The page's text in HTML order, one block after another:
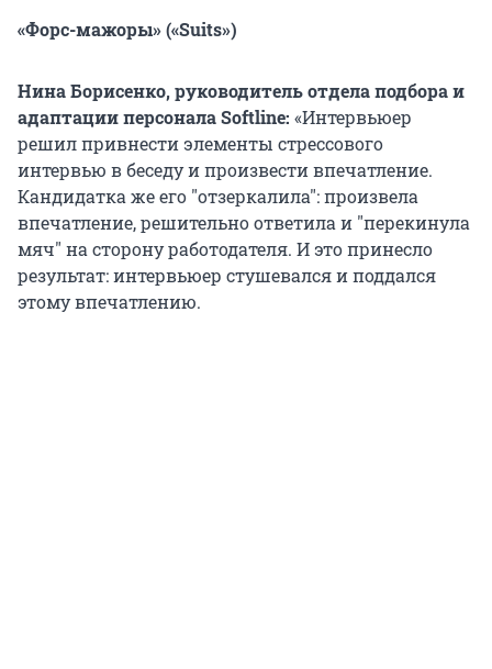
«Форс-мажоры» («Suits»)
Нина Борисенко, руководитель отдела подбора и
адаптации персонала Softline: «Интервьюер
решил привнести элементы стрессового
интервью в беседу и произвести впечатление.
Кандидатка же его "отзеркалила": произвела
впечатление, решительно ответила и "перекинула
мяч" на сторону работодателя. И это принесло
результат: интервьюер стушевался и поддался
этому впечатлению.